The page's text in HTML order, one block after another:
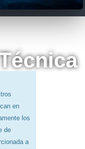
en
los
de
a